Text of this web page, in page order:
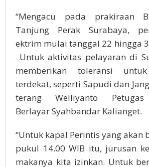
“Mengacu pada prakiraan
Tanjung Perak Surabaya,
ektrim mulai tanggal 22 hingga
Untuk aktivitas pelayaran di
memberikan toleransi
terdekat, seperti Sapudi dan
terang Welliyanto Petugas
Berlayar Syahbandar Kalianget.
“Untuk kapal Perintis yang akan
pukul 14.00 WIB itu, jurusan
makanya kita izinkan. Untuk